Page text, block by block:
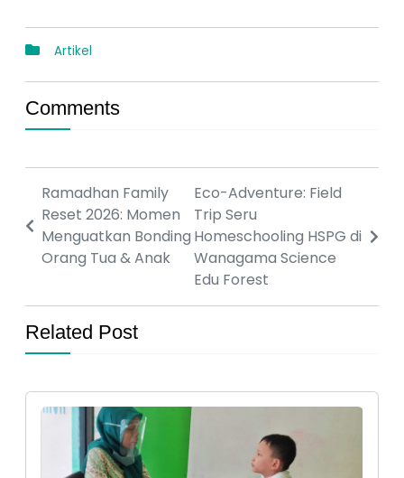
Artikel
Comments
Ramadhan Family
Reset 2026: Momen
Menguatkan Bonding
Orang Tua & Anak
Eco-Adventure: Field
Trip Seru
Homeschooling HSPG di
Wanagama Science
Edu Forest
Related Post